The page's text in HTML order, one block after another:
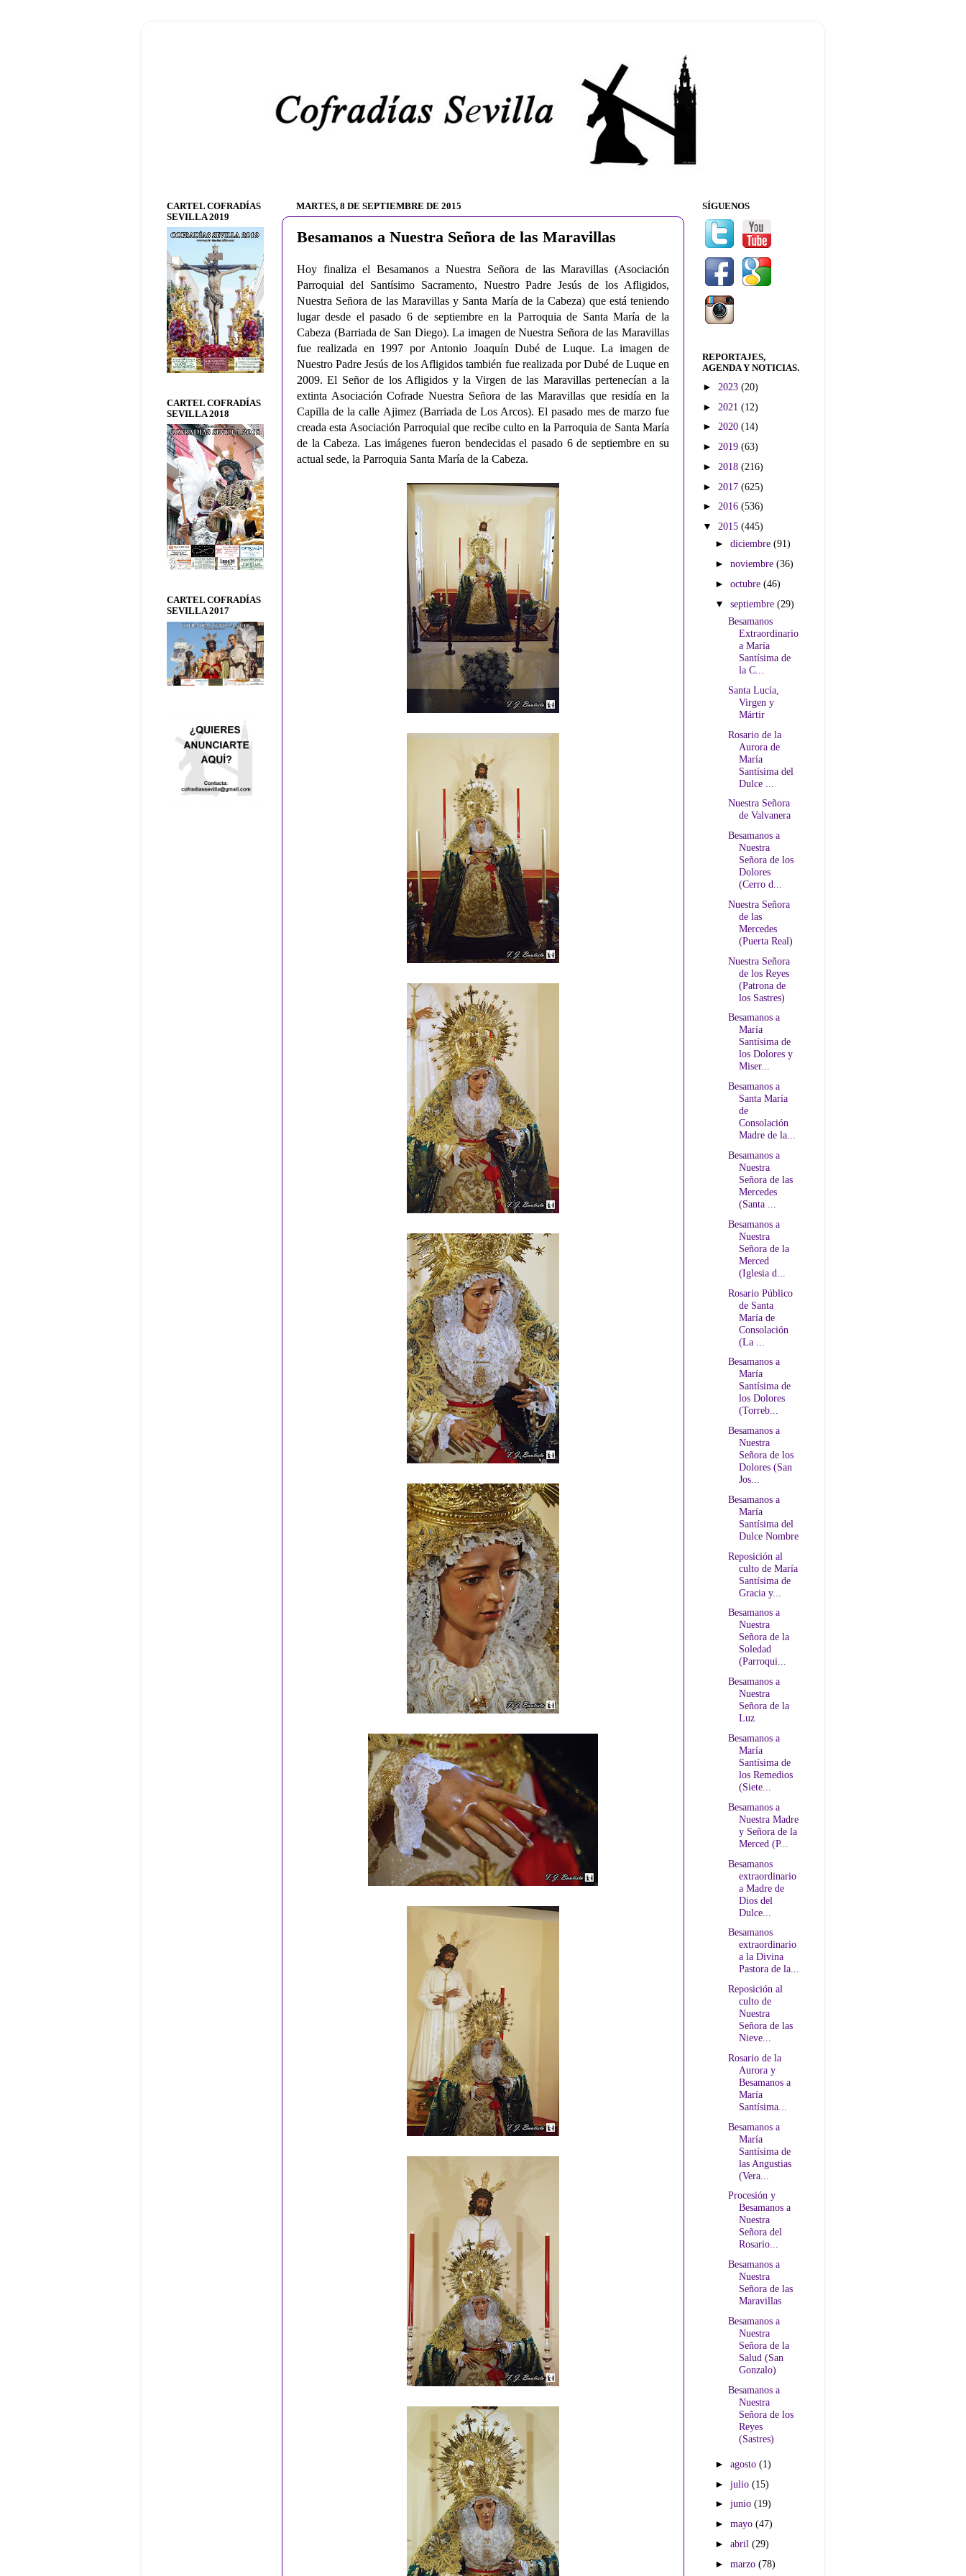
MARTES, 8 DE SEPTIEMBRE DE 2015
Besamanos a Nuestra Señora de las Maravillas
Hoy finaliza el Besamanos a Nuestra Señora de las Maravillas (Asociación
Parroquial del Santísimo Sacramento, Nuestro Padre Jesús de los Afligidos,
Nuestra Señora de las Maravillas y Santa María de la Cabeza) que está teniendo
lugar desde el pasado 6 de septiembre en la Parroquia de Santa María de la
Cabeza (Barriada de San Diego). La imagen de Nuestra Señora de las Maravillas
fue realizada en 1997 por Antonio Joaquín Dubé de Luque. La imagen de
Nuestro Padre Jesús de los Afligidos también fue realizada por Dubé de Luque en
2009. El Señor de los Afligidos y la Virgen de las Maravillas pertenecían a la
extinta Asociación Cofrade Nuestra Señora de las Maravillas que residía en la
Capilla de la calle Ajimez (Barriada de Los Arcos). El pasado mes de marzo fue
creada esta Asociación Parroquial que recibe culto en la Parroquia de Santa María
de la Cabeza. Las imágenes fueron bendecidas el pasado 6 de septiembre en su
actual sede, la Parroquia Santa María de la Cabeza.
CARTEL COFRADÍAS
SEVILLA 2019
CARTEL COFRADÍAS
SEVILLA 2018
CARTEL COFRADÍAS
SEVILLA 2017
SÍGUENOS
REPORTAJES,
AGENDA Y NOTICIAS.
► 2023 (20)
► 2021 (12)
► 2020 (14)
► 2019 (63)
► 2018 (216)
► 2017 (625)
► 2016 (536)
▼ 2015 (445)
►diciembre(91)
►noviembre(36)
►octubre(46)
▼septiembre(29)
Besamanos
Extraordinario
a María
Santísima de
la C...
Santa Lucía,
Virgen y
Mártir
Rosario de la
Aurora de
María
Santísima del
Dulce ...
Nuestra Señora
de Valvanera
Besamanos a
Nuestra
Señora de los
Dolores
(Cerro d...
Nuestra Señora
de las
Mercedes
(Puerta Real)
Nuestra Señora
de los Reyes
(Patrona de
los Sastres)
Besamanos a
María
Santísima de
los Dolores y
Miser...
Besamanos a
Santa María
de
Consolación
Madre de la...
Besamanos a
Nuestra
Señora de las
Mercedes
(Santa ...
Besamanos a
Nuestra
Señora de la
Merced
(Iglesia d...
Rosario Público
de Santa
María de
Consolación
(La ...
Besamanos a
María
Santísima de
los Dolores
(Torreb...
Besamanos a
Nuestra
Señora de los
Dolores (San
Jos...
Besamanos a
María
Santísima del
Dulce Nombre
Reposición al
culto de María
Santísima de
Gracia y...
Besamanos a
Nuestra
Señora de la
Soledad
(Parroqui...
Besamanos a
Nuestra
Señora de la
Luz
Besamanos a
María
Santísima de
los Remedios
(Siete...
Besamanos a
Nuestra Madre
y Señora de la
Merced (P...
Besamanos
extraordinario
a Madre de
Dios del
Dulce...
Besamanos
extraordinario
a la Divina
Pastora de la...
Reposición al
culto de
Nuestra
Señora de las
Nieve...
Rosario de la
Aurora y
Besamanos a
María
Santísima...
Besamanos a
María
Santísima de
las Angustias
(Vera...
Procesión y
Besamanos a
Nuestra
Señora del
Rosario...
Besamanos a
Nuestra
Señora de las
Maravillas
Besamanos a
Nuestra
Señora de la
Salud (San
Gonzalo)
Besamanos a
Nuestra
Señora de los
Reyes
(Sastres)
►agosto(1)
►julio(15)
►junio(19)
►mayo(47)
►abril(29)
►marzo(78)